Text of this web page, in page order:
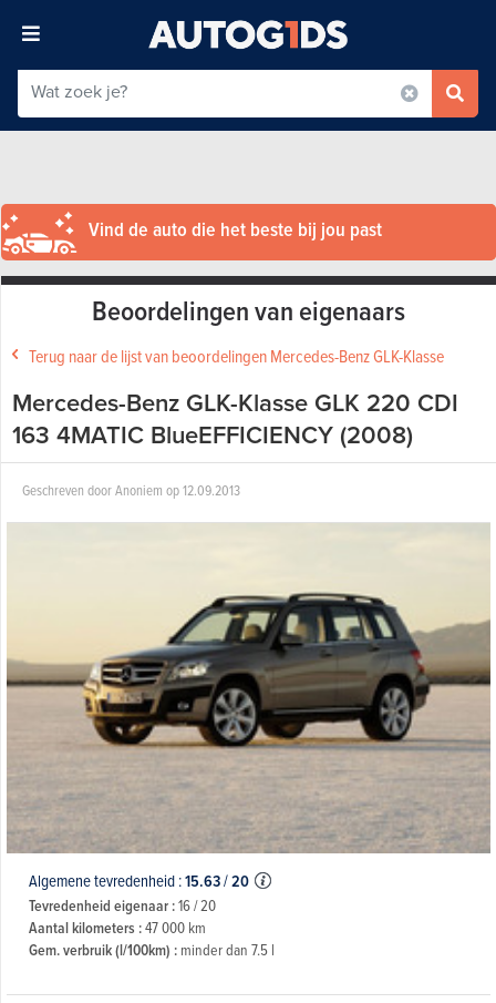
Vind de auto die het beste bij jou past
Beoordelingen van eigenaars
Terug naar de lijst van beoordelingen Mercedes-Benz GLK-Klasse
Mercedes-Benz GLK-Klasse GLK 220 CDI
163 4MATIC BlueEFFICIENCY (2008)
Geschreven doorAnoniem op12.09.2013
Algemene tevredenheid :15.63/20
Tevredenheid eigenaar :16 / 20
Aantal kilometers :47 000 km
Gem. verbruik (l/100km) :minder dan 7.5 l